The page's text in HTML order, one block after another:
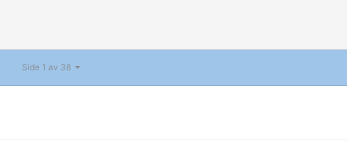
Side 1 av 38